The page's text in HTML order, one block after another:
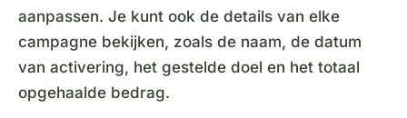
aanpassen. Je kunt ook de details van elke
campagne bekijken, zoals de naam, de datum
van activering, het gestelde doel en het totaal
opgehaalde bedrag.